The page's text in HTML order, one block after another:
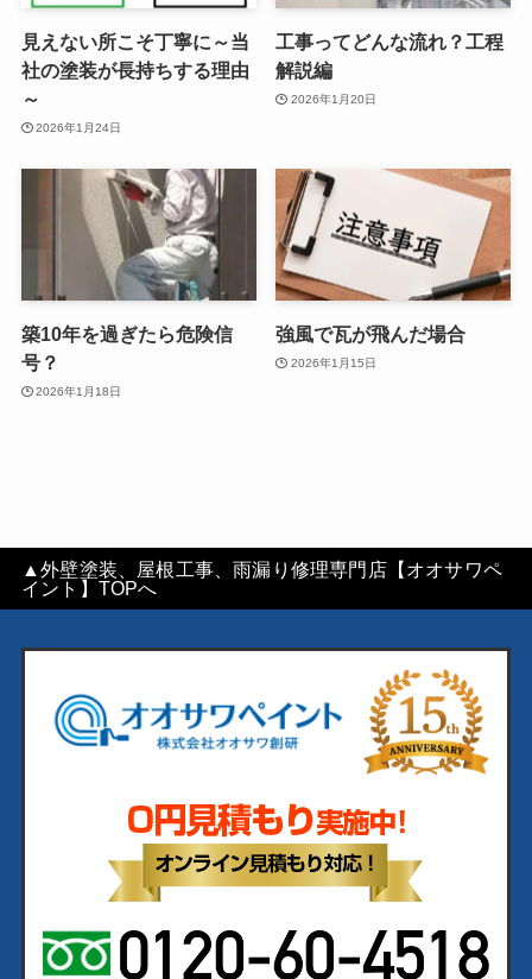
見えない所こそ丁寧に～当
社の塗装が長持ちする理由
～
2026年1月24日
工事ってどんな流れ？工程
解説編
2026年1月20日
築10年を過ぎたら危険信
号？
2026年1月18日
強風で瓦が飛んだ場合
2026年1月15日
▲外壁塗装、屋根工事、雨漏り修理専門店【オオサワペ
イント】TOPへ